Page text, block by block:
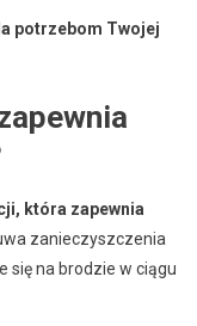
potrzebom Twojej
która zapewnia
zanieczyszczenia
się na brodzie w ciągu